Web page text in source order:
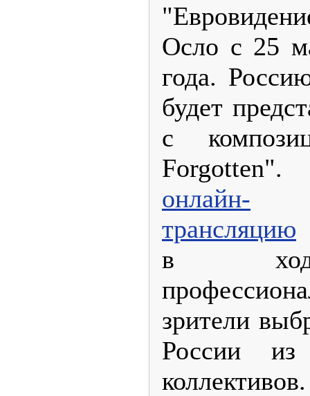
Осло с 25
года.
будет
с
онлайн-
трансляцию
в
зрители
России
коллективов.